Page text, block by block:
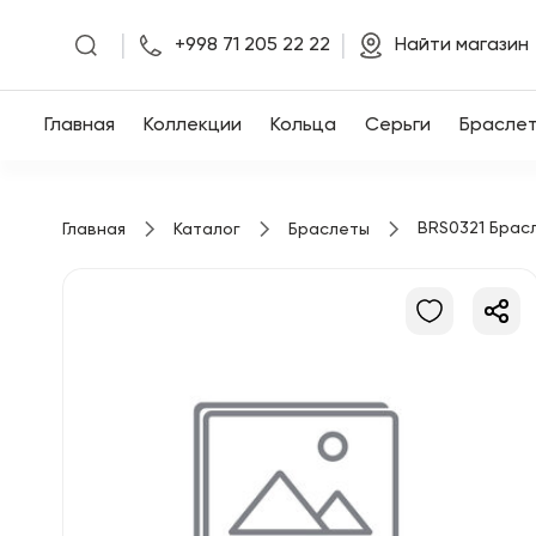
Главная
+998 71 205 22 22 Найти магазин
Главная Коллекции Кольца Серьги
Главная Каталог Браслеты BRS0321